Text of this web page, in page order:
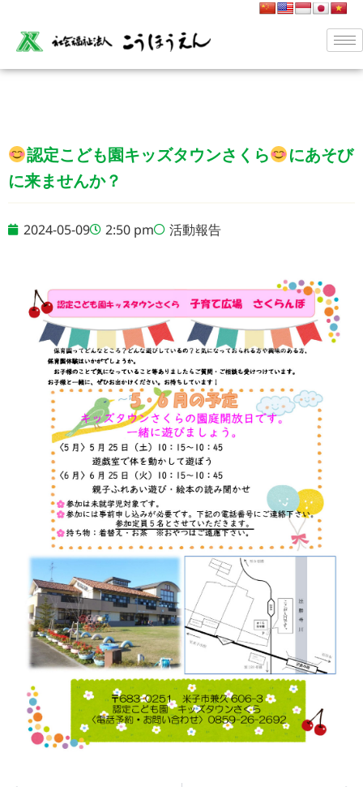
認定こども園キッズタウンさくら
にあそび
に来ませんか？
2024-05-09 2:50 pm 活動報告